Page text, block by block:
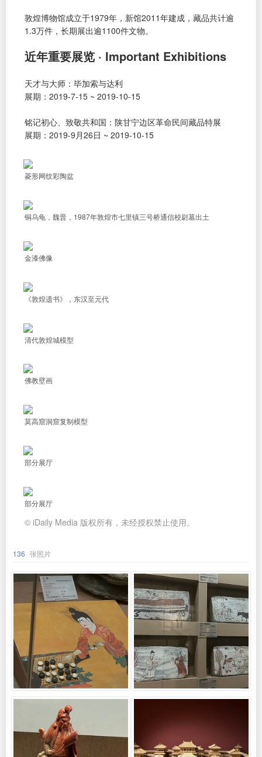
敦煌博物馆成立于1979年，新馆2011年建成，藏品共计逾
1.3万件，长期展出逾1100件文物。
近年重要展览 · Important Exhibitions
天才与大师：毕加索与达利
展期：2019-7-15 ~ 2019-10-15
铭记初心、致敬共和国：陕甘宁边区革命民间藏品特展
展期：2019-9月26日 ~ 2019-10-15
菱形网纹彩陶盆
铜乌龟，魏晋，1987年敦煌市七里镇三号桥通信校尉墓出土
金漆佛像
《敦煌遗书》，东汉至元代
清代敦煌城模型
佛教壁画
莫高窟洞窟复制模型
部分展厅
部分展厅
© iDaily Media 版权所有，未经授权禁止使用。
136 张照片